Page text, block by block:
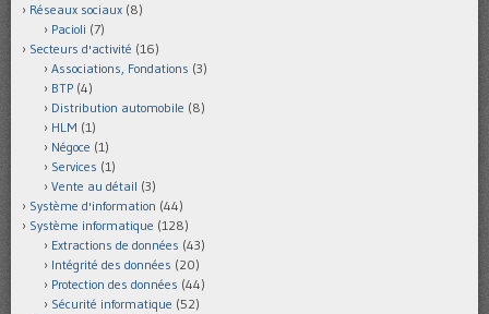
Réseaux sociaux (8)
Pacioli (7)
Secteurs d'activité (16)
Associations, Fondations (3)
BTP (4)
Distribution automobile (8)
HLM (1)
Négoce (1)
Services (1)
Vente au détail (3)
Système d'information (44)
Système informatique (128)
Extractions de données (43)
Intégrité des données (20)
Protection des données (44)
Sécurité informatique (52)